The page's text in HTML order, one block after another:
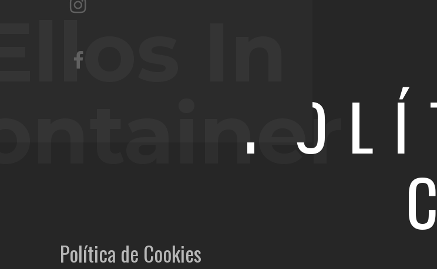
In
Política de Cookies